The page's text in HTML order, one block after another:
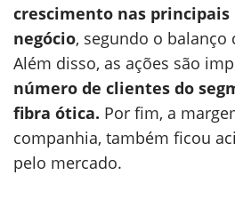
crescimento nas principais
negócio, segundo o balanço
Além disso, as ações são
número de clientes do
fibra ótica. Por fim, a
companhia, também ficou
pelo mercado.